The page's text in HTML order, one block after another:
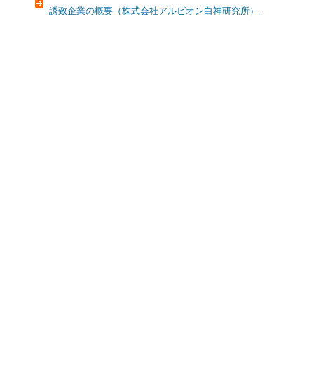
誘致企業の概要（株式会社アルビオン白神研究所）